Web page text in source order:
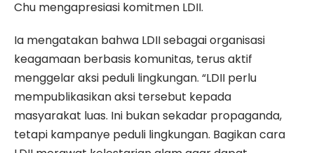
Chu mengapresiasi komitmen LDII.
Ia mengatakan bahwa LDII sebagai organisasi
keagamaan berbasis komunitas, terus aktif
menggelar aksi peduli lingkungan. “LDII perlu
mempublikasikan aksi tersebut kepada
masyarakat luas. Ini bukan sekadar propaganda,
tetapi kampanye peduli lingkungan. Bagikan cara